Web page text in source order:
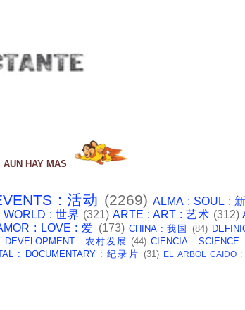
AUN HAY MAS
: 活动 (2269) ALMA : SOUL :
WORLD : 世界 (321) ARTE : ART : 艺术 (312)
: LOVE : 爱 (173) CHINA : 我国 (84)
DEVELOPMENT : 农村发展 (44) CIENCIA : SCIENCE
: DOCUMENTARY : 纪录片 (31) EL ARBOL CAIDO